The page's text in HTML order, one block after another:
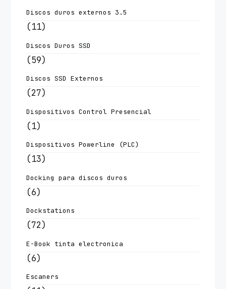
Discos duros externos 3.5
(11)
Discos Duros SSD
(59)
Discos SSD Externos
(27)
Dispositivos Control Presencial
(1)
Dispositivos Powerline (PLC)
(13)
Docking para discos duros
(6)
Dockstations
(72)
E-Book tinta electronica
(6)
Escaners